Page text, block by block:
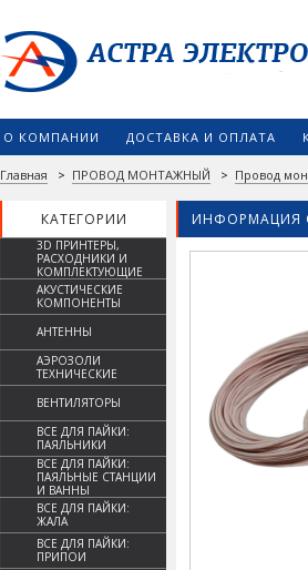
О КОМПАНИИ ДОСТАВКА И ОПЛАТА
Главная > ПРОВОД МОНТАЖНЫЙ > Провод
КАТЕГОРИИ ИНФОРМАЦИЯ
3D ПРИНТЕРЫ,
РАСХОДНИКИ И
КОМПЛЕКТУЮЩИЕ
АКУСТИЧЕСКИЕ
КОМПОНЕНТЫ
АНТЕННЫ
АЭРОЗОЛИ
ТЕХНИЧЕСКИЕ
ВЕНТИЛЯТОРЫ
ВСЕ ДЛЯ ПАЙКИ:
ПАЯЛЬНИКИ
ВСЕ ДЛЯ ПАЙКИ:
ПАЯЛЬНЫЕ СТАНЦИИ
И ВАННЫ
ВСЕ ДЛЯ ПАЙКИ:
ЖАЛА
ВСЕ ДЛЯ ПАЙКИ:
ПРИПОИ